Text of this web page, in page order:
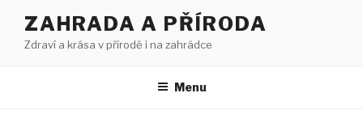
obsahu
ZAHRADA A PŘÍRODA
Zdraví a krása v přírodě i na zahrádce
Menu